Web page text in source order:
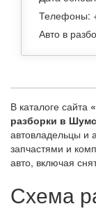
Телефоны:
Авто в
В каталоге сайта
разборки в
автовладельцы и
запчастями и
авто, включая
Схема